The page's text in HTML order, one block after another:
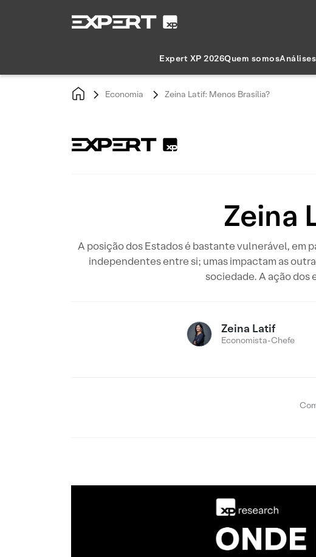
Expert XP 2026Quem somosAnálises
Economia Zeina Latif: Menos Brasília?
Zeina
A posição dos Estados é bastante vulnerável, em
independentes entre si; umas impactam as
sociedade. A ação dos
Zeina Latif
Economista-Chefe